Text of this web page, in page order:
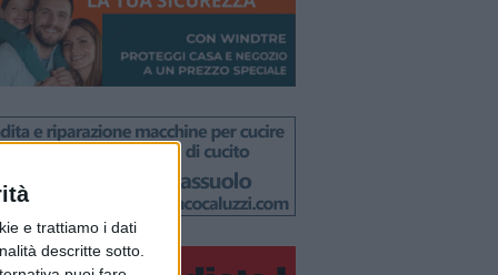
e trattiamo i dati
descritte sotto.